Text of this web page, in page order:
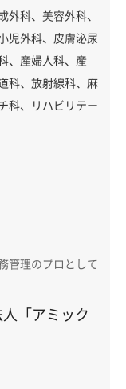
外科、美容外科、
児外科、皮膚泌尿
、産婦人科、産
科、放射線科、麻
科、リハビリテー
管理のプロとして
「アミック